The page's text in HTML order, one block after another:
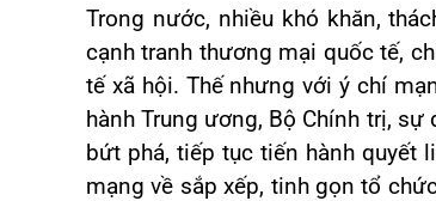
Trong nước, nhiều khó khăn,
cạnh tranh thương mại quốc tế,
tế xã hội. Thế nhưng với ý chí
hành Trung ương, Bộ Chính trị,
bứt phá, tiếp tục tiến hành quyết
mạng về sắp xếp, tinh gọn tổ